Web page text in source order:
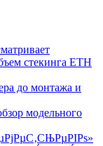
стекинга ETH
до монтажа и
модельного